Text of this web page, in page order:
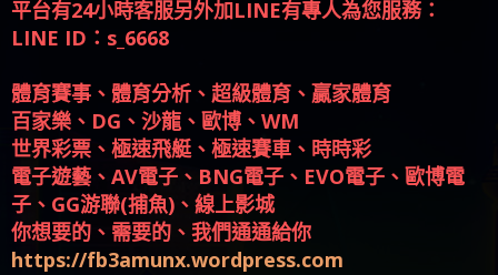
平台有24小時客服另外加LINE有專人為您服務：
LINE ID：s_6668
體育賽事、體育分析、超級體育、贏家體育
百家樂、DG、沙龍、歐博、WM
世界彩票、極速飛艇、極速賽車、時時彩
電子遊藝、AV電子、BNG電子、EVO電子、歐博電
子、GG游聯(捕魚)、線上影城
你想要的、需要的、我們通通給你
https://fb3amunx.wordpress.com